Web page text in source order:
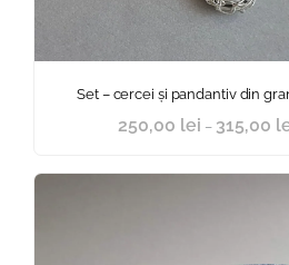
Set – cercei și pandantiv din
250,00 lei – 315,00